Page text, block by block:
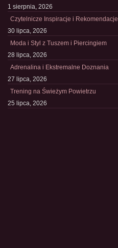
1 sierpnia, 2026
Czytelnicze Inspiracje i Rekomendacje
30 lipca, 2026
Moda i Styl z Tuszem i Piercingiem
28 lipca, 2026
Adrenalina i Ekstremalne Doznania
27 lipca, 2026
Trening na Świeżym Powietrzu
25 lipca, 2026